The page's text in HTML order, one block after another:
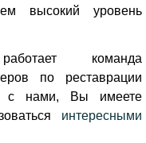
высокий уровень
команда
по реставрации
с нами, Вы имеете
интересными